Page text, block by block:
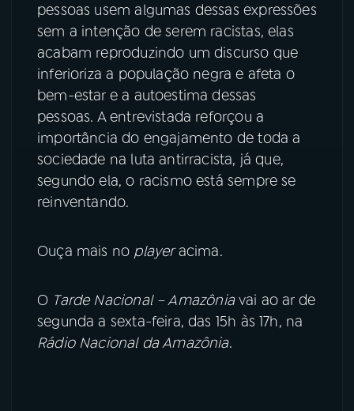
pessoas usem algumas dessas expressões
sem a intenção de serem racistas, elas
acabam reproduzindo um discurso que
inferioriza a população negra e afeta o
bem-estar e a autoestima dessas
pessoas. A entrevistada reforçou a
importância do engajamento de toda a
sociedade na luta antirracista, já que,
segundo ela, o racismo está sempre se
reinventando.
Ouça mais no playeracima.
O Tarde Nacional – Amazôniavai ao ar de
segunda a sexta-feira, das 15h às 17h, na
Rádio Nacional da Amazônia.